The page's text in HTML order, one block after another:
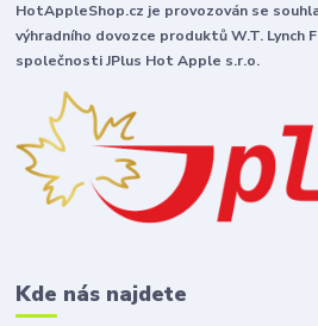
HotAppleShop.cz je provozován se
výhradního dovozce produktů W.T. Lynch
společnosti JPlus Hot Apple s.r.o.
Kde nás najdete